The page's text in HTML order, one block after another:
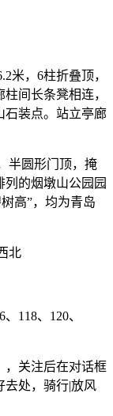
，6柱折叠顶，
间长条凳相连，
石装点。站立亭廊
圆形门顶，掩
的烟墩山公园园
高”，均为青岛
北
118、120、
，关注后在对话框
去处，骑行|放风